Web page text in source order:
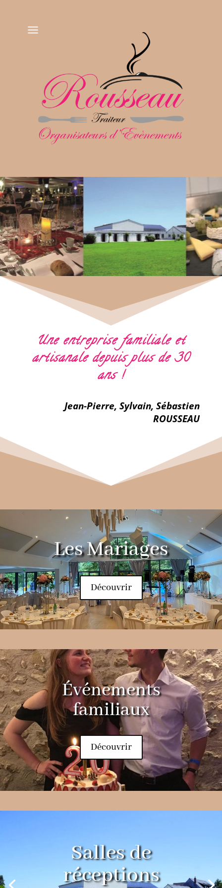
Une entreprise familiale et
artisanale depuis plus de 30
ans !
Jean-Pierre, Sylvain, Sébastien
ROUSSEAU
Les Mariages
Découvrir
Événements
familiaux
Découvrir
Salles de
réceptions